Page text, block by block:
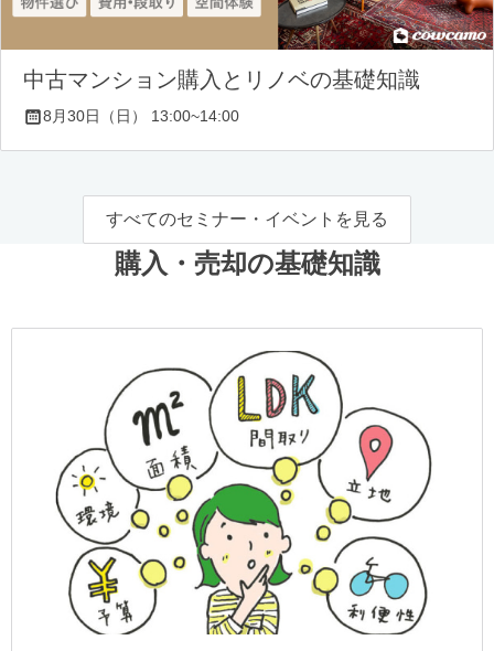
中古マンション購入とリノベの基礎知識
8月30日（日） 13:00~14:00
すべてのセミナー・イベントを見る
購入・売却の基礎知識